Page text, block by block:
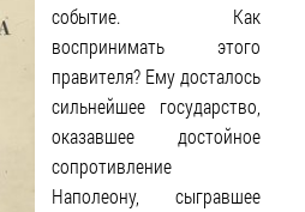
событие. Как
воспринимать этого
правителя? Ему досталось
сильнейшее государство,
оказавшее достойное
сопротивление
Наполеону, сыгравшее